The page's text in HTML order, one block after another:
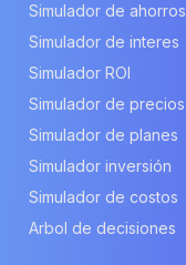
Simulador de ahorros
Simulador de interes
Simulador ROI
Simulador de precios
Simulador de planes
Simulador inversión
Simulador de costos
Arbol de decisiones